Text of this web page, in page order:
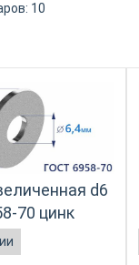
10
d6
70 цинк